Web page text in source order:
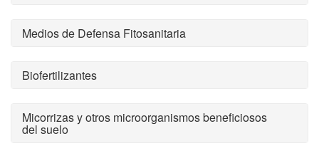
Medios de Defensa Fitosanitaria
Biofertilizantes
Micorrizas y otros microorganismos beneficiosos
del suelo